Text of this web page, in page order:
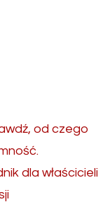
od czego
dla właścicieli